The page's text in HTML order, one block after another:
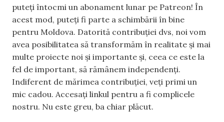
puteți întocmi un abonament lunar pe Patreon! În
acest mod, puteți fi parte a schimbării în bine
pentru Moldova. Datorită contribuției dvs, noi vom
avea posibilitatea să transformăm în realitate și mai
multe proiecte noi și importante și, ceea ce este la
fel de important, să rămânem independenți.
Indiferent de mărimea contribuției, veți primi un
mic cadou. Accesați linkul pentru a fi complicele
nostru. Nu este greu, ba chiar plăcut.